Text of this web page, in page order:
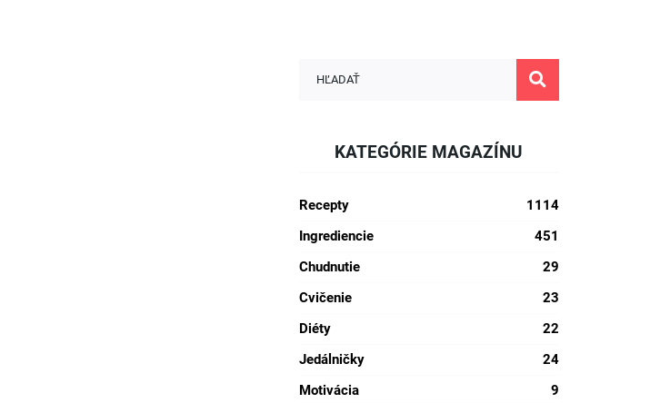
KATEGÓRIE MAGAZÍNU
Recepty
1114
Ingrediencie
451
Chudnutie
29
Cvičenie
23
Diéty
22
Jedálničky
24
Motivácia
9